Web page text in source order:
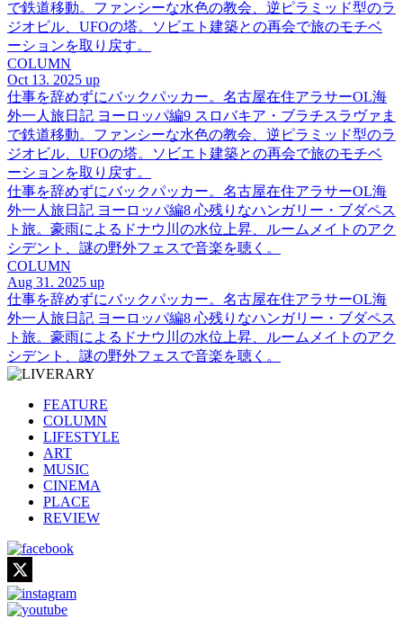
で鉄道移動。ファンシーな水色の教会、逆ピラミッド型のラ
ジオビル、UFOの塔。ソビエト建築との再会で旅のモチベ
ーションを取り戻す。
COLUMN
Oct 13. 2025 up
仕事を辞めずにバックパッカー。名古屋在住アラサーOL海
外一人旅日記 ヨーロッパ編9 スロバキア・ブラチスラヴァま
で鉄道移動。ファンシーな水色の教会、逆ピラミッド型のラ
ジオビル、UFOの塔。ソビエト建築との再会で旅のモチベ
ーションを取り戻す。
仕事を辞めずにバックパッカー。名古屋在住アラサーOL海
外一人旅日記 ヨーロッパ編8 心残りなハンガリー・ブダペス
ト旅。豪雨によるドナウ川の水位上昇、ルームメイトのアク
シデント、謎の野外フェスで音楽を聴く。
COLUMN
Aug 31. 2025 up
仕事を辞めずにバックパッカー。名古屋在住アラサーOL海
外一人旅日記 ヨーロッパ編8 心残りなハンガリー・ブダペス
ト旅。豪雨によるドナウ川の水位上昇、ルームメイトのアク
シデント、謎の野外フェスで音楽を聴く。
FEATURE
COLUMN
LIFESTYLE
ART
MUSIC
CINEMA
PLACE
REVIEW